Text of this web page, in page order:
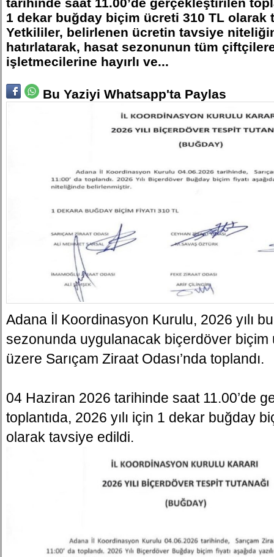
1 dekar buğday biçim ücreti 310 TL olarak
Yetkililer, belirlenen ücretin tavsiye
hatırlatarak, hasat sezonunun tüm
işletmecilerine hayırlı ve...
Bu Yaziyi Whatsapp'ta Paylas
Adana İl Koordinasyon Kurulu, 2026 yılı
sezonunda uygulanacak biçerdöver biçim
üzere Sarıçam Ziraat Odası’nda toplandı.
04 Haziran 2026 tarihinde saat 11.00’de
toplantıda, 2026 yılı için 1 dekar buğday
olarak tavsiye edildi.